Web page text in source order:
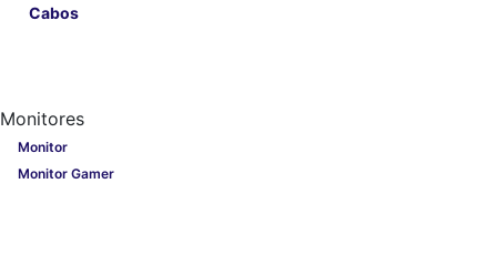
Cabos
Monitores
Monitor
Monitor Gamer